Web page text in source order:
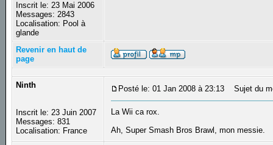
Inscrit le: 23 Mai 2006
Messages: 2843
Localisation: Pool à
glande
Revenir en haut de
page
Ninth
Inscrit le: 23 Juin 2007
Messages: 831
Localisation: France
Posté le: 01 Jan 2008 à 23:13 Sujet du
La Wii ca rox.
Ah, Super Smash Bros Brawl, mon messie.